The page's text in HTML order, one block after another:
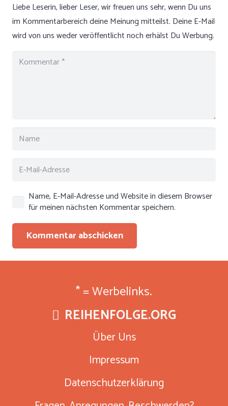
Liebe Leserin, lieber Leser, wir freuen uns sehr, wenn Du uns
im Kommentarbereich deine Meinung mitteilst. Deine E-Mail
wird von uns weder veröffentlicht noch erhälst Du Werbung.
Name, E-Mail-Adresse und Website in diesem Browser
für meinen nächsten Kommentar speichern.
Kommentar abschicken
* = Werbelinks.
REIHENFOLGE.ORG
Über Uns
Impressum
Datenschutzerklärung